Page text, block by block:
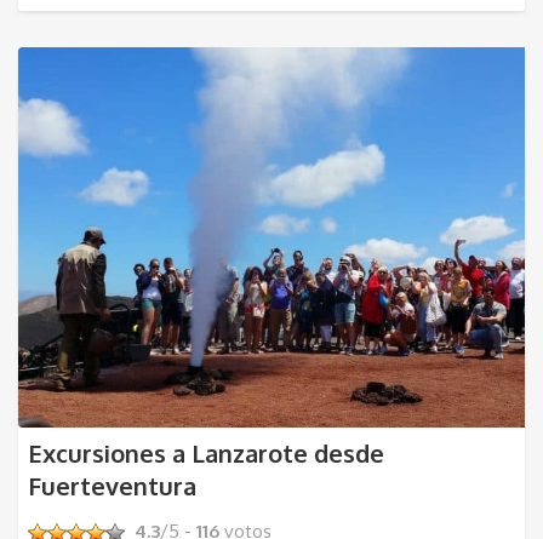
Excursiones a Lanzarote desde
Fuerteventura
4.3/5 -116 votos